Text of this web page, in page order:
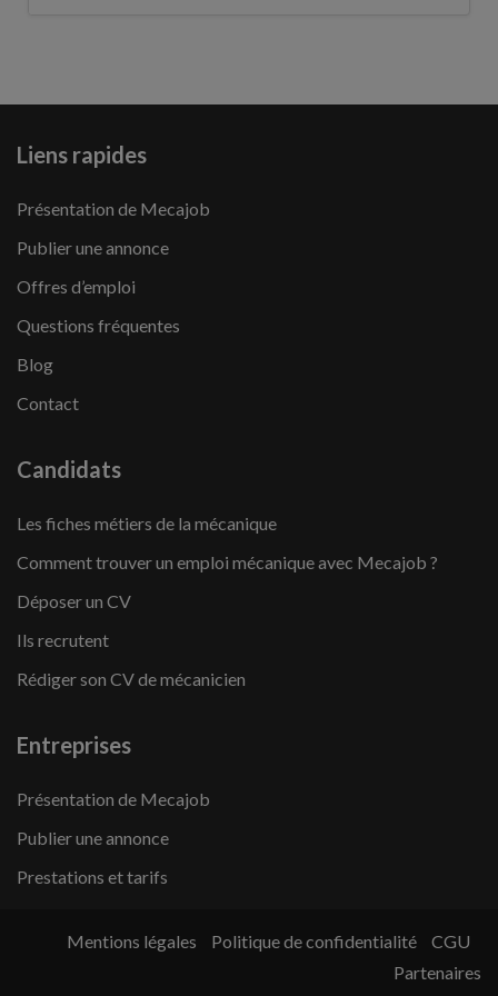
Liens rapides
Présentation de Mecajob
Publier une annonce
Offres d’emploi
Questions fréquentes
Blog
Contact
Candidats
Les fiches métiers de la mécanique
Comment trouver un emploi mécanique avec Mecajob ?
Déposer un CV
Ils recrutent
Rédiger son CV de mécanicien
Entreprises
Présentation de Mecajob
Publier une annonce
Prestations et tarifs
Mentions légales Politique de confidentialité
CGU
Partenaires